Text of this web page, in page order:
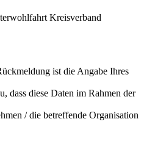
Kreisverband
ist die Angabe Ihres
dass diese Daten im Rahmen der
/ die betreffende Organisation